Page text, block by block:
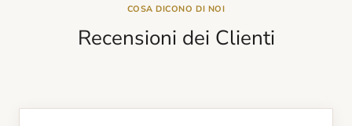
COSA DICONO DI NOI
Recensioni dei Clienti